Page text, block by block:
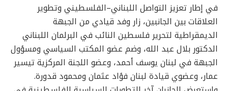
في إطار تعزيز التواصل اللبناني–الفلسطيني وتطوير
العلاقات بين الجانبين، زار وفد قيادي من الجبهة
الديمقراطية لتحرير فلسطين النائب في البرلمان اللبناني
الدكتور بلال عبد الله، وضم عضو المكتب السياسي ومسؤول
الجبهة في لبنان يوسف أحمد، وعضو اللجنة المركزية تيسير
عمار، وعضوي قيادة لبنان فؤاد عثمان ومحمود قدورة.